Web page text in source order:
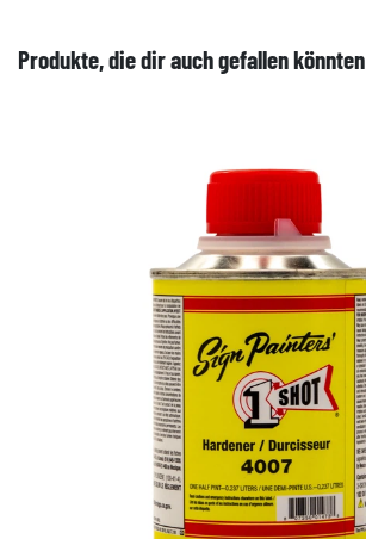
Produkte, die dir auch gefallen könnten